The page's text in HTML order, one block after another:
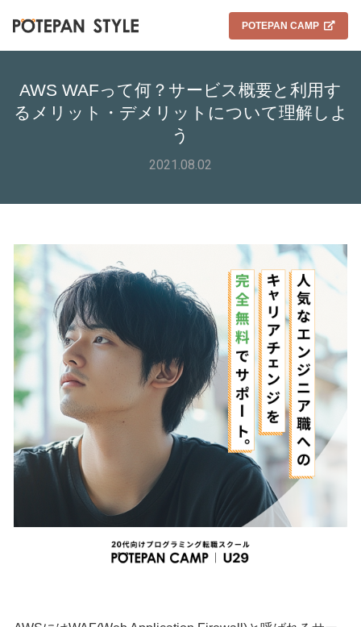
POTEPAN CAMP
AWS WAFって何？サービス概要と利用す
るメリット・デメリットについて理解しよ
う
2021.08.02